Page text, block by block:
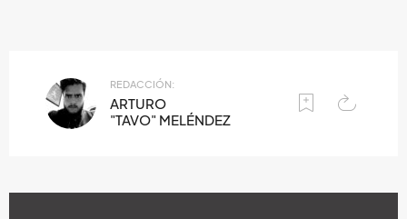
REDACCIÓN:
ARTURO
"TAVO" MELÉNDEZ